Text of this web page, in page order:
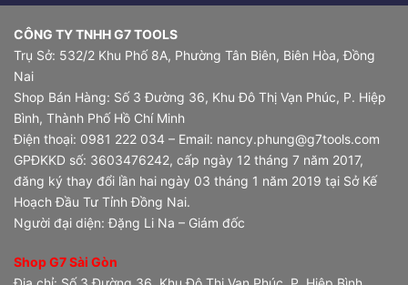
CÔNG TY TNHH G7 TOOLS
Trụ Sở: 532/2 Khu Phố 8A, Phường Tân Biên, Biên Hòa, Đồng
Nai
Shop Bán Hàng: Số 3 Đường 36, Khu Đô Thị Vạn Phúc, P. Hiệp
Bình, Thành Phố Hồ Chí Minh
Điện thoại: 0981 222 034 – Email: nancy.phung@g7tools.com
GPĐKKD số: 3603476242, cấp ngày 12 tháng 7 năm 2017,
đăng ký thay đổi lần hai ngày 03 tháng 1 năm 2019 tại Sở Kế
Hoạch Đầu Tư Tỉnh Đồng Nai.
Người đại diện: Đặng Li Na – Giám đốc
Shop G7 Sài Gòn